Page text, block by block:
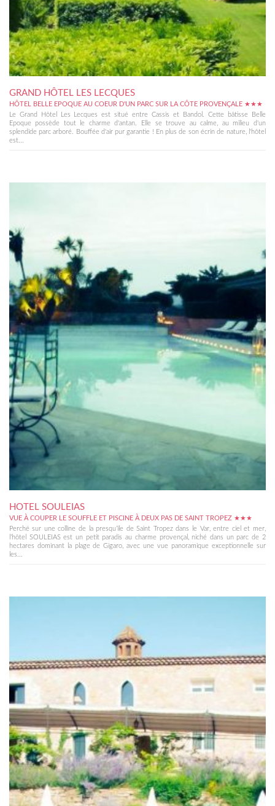
GRAND HÔTEL LES LECQUES
HÔTEL BELLE EPOQUE AU COEUR D'UN PARC SUR LA CÔTE PROVENÇALE ★★★
Le Grand Hôtel Les Lecques est situé entre Cassis et Bandol. Cette bâtisse Belle
Epoque possède tout le charme d'antan. Elle se trouve au calme, au milieu d'un
splendide parc arboré. Bouffée d'air pur garantie ! En plus de son écrin de nature, l'hôtel
est...
HOTEL SOULEIAS
VUE À COUPER LE SOUFFLE ET PISCINE À DEUX PAS DE SAINT TROPEZ ★★★
Perché sur une colline de la presqu’île de Saint Tropez dans le Var, entre ciel et mer,
l’hôtel SOULEIAS est un petit paradis au charme provençal, niché dans un parc de 2
hectares dominant la plage de Gigaro, avec une vue panoramique exceptionnelle sur
les...